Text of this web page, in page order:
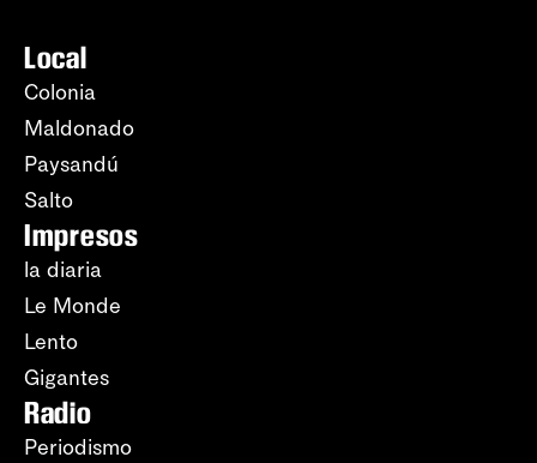
Local
Colonia
Maldonado
Paysandú
Salto
Impresos
la diaria
Le Monde
Lento
Gigantes
Radio
Periodismo